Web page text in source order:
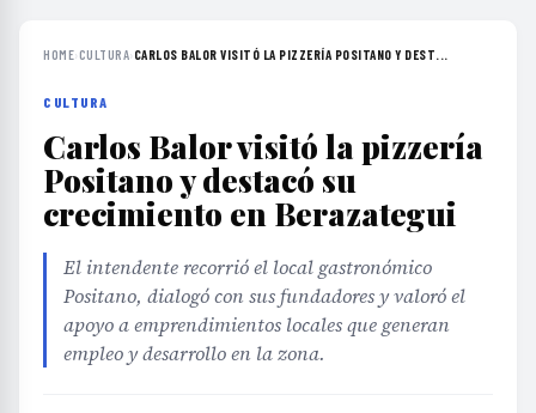
HOME›CULTURA› CARLOS BALOR VISITÓ LA PIZZERÍA POSITANO Y DEST...
CULTURA
Carlos Balor visitó la pizzería
Positano y destacó su
crecimiento en Berazategui
El intendente recorrió el local gastronómico
Positano, dialogó con sus fundadores y valoró el
apoyo a emprendimientos locales que generan
empleo y desarrollo en la zona.